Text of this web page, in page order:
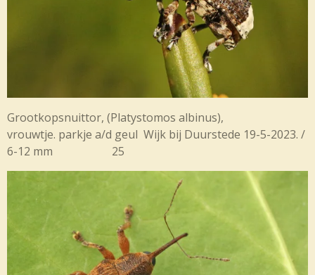
Grootkopsnuittor, (Platystomos albinus),
vrouwtje. parkje a/d geul Wijk bij Duurstede 19-5-2023. /
6-12 mm 25